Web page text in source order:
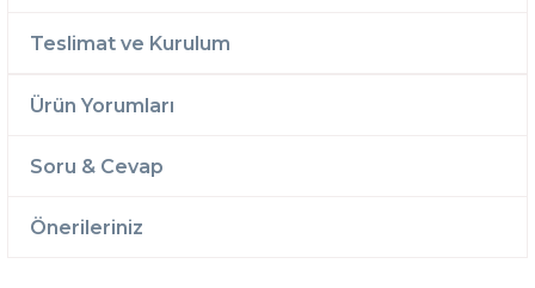
Teslimat ve Kurulum
Ürün Yorumları
Soru & Cevap
Önerileriniz